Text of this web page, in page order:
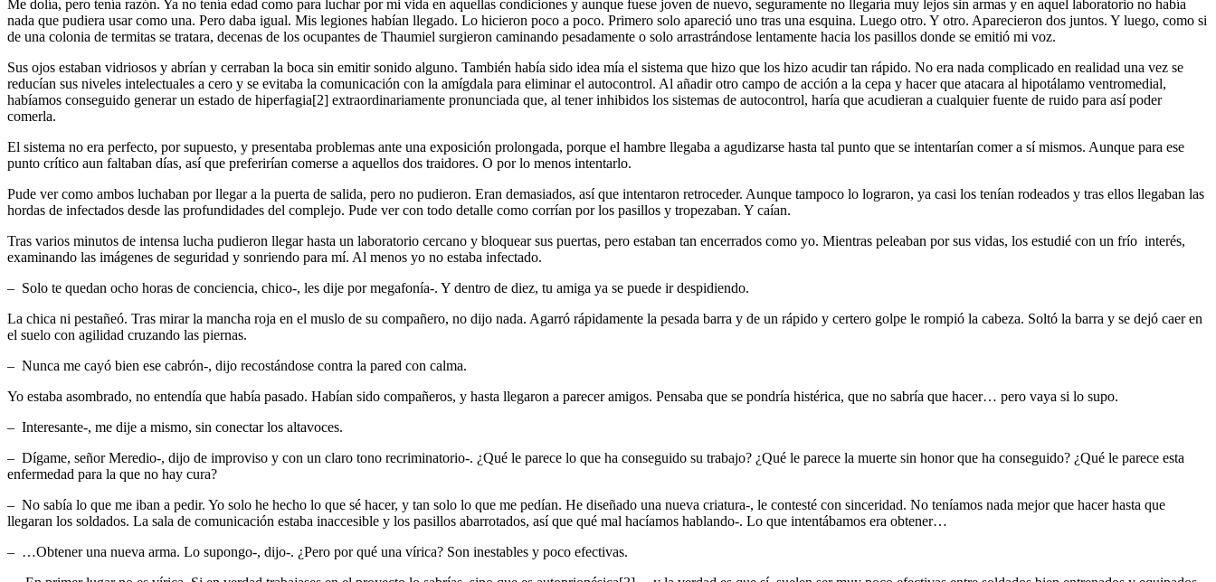
Me dolía, pero tenía razón. Ya no tenía edad como para luchar por mi vida en aquellas condiciones y aunque fuese joven de nuevo, seguramente no llegaría muy lejos sin armas y en aquel laboratorio no había
nada que pudiera usar como una. Pero daba igual. Mis legiones habían llegado. Lo hicieron poco a poco. Primero solo apareció uno tras una esquina. Luego otro. Y otro. Aparecieron dos juntos. Y luego, como si
de una colonia de termitas se tratara, decenas de los ocupantes de Thaumiel surgieron caminando pesadamente o solo arrastrándose lentamente hacia los pasillos donde se emitió mi voz.
Sus ojos estaban vidriosos y abrían y cerraban la boca sin emitir sonido alguno. También había sido idea mía el sistema que hizo que los hizo acudir tan rápido. No era nada complicado en realidad una vez se
reducían sus niveles intelectuales a cero y se evitaba la comunicación con la amígdala para eliminar el autocontrol. Al añadir otro campo de acción a la cepa y hacer que atacara al hipotálamo ventromedial,
habíamos conseguido generar un estado de hiperfagia[2] extraordinariamente pronunciada que, al tener inhibidos los sistemas de autocontrol, haría que acudieran a cualquier fuente de ruido para así poder
comerla.
El sistema no era perfecto, por supuesto, y presentaba problemas ante una exposición prolongada, porque el hambre llegaba a agudizarse hasta tal punto que se intentarían comer a sí mismos. Aunque para ese
punto crítico aun faltaban días, así que preferirían comerse a aquellos dos traidores. O por lo menos intentarlo.
Pude ver como ambos luchaban por llegar a la puerta de salida, pero no pudieron. Eran demasiados, así que intentaron retroceder. Aunque tampoco lo lograron, ya casi los tenían rodeados y tras ellos llegaban las
hordas de infectados desde las profundidades del complejo. Pude ver con todo detalle como corrían por los pasillos y tropezaban. Y caían.
Tras varios minutos de intensa lucha pudieron llegar hasta un laboratorio cercano y bloquear sus puertas, pero estaban tan encerrados como yo. Mientras peleaban por sus vidas, los estudié con un frío interés,
examinando las imágenes de seguridad y sonriendo para mí. Al menos yo no estaba infectado.
– Solo te quedan ocho horas de conciencia, chico-, les dije por megafonía-. Y dentro de diez, tu amiga ya se puede ir despidiendo.
La chica ni pestañeó. Tras mirar la mancha roja en el muslo de su compañero, no dijo nada. Agarró rápidamente la pesada barra y de un rápido y certero golpe le rompió la cabeza. Soltó la barra y se dejó caer en
el suelo con agilidad cruzando las piernas.
– Nunca me cayó bien ese cabrón-, dijo recostándose contra la pared con calma.
Yo estaba asombrado, no entendía que había pasado. Habían sido compañeros, y hasta llegaron a parecer amigos. Pensaba que se pondría histérica, que no sabría que hacer… pero vaya si lo supo.
– Interesante-, me dije a mismo, sin conectar los altavoces.
– Dígame, señor Meredio-, dijo de improviso y con un claro tono recriminatorio-. ¿Qué le parece lo que ha conseguido su trabajo? ¿Qué le parece la muerte sin honor que ha conseguido? ¿Qué le parece esta
enfermedad para la que no hay cura?
– No sabía lo que me iban a pedir. Yo solo he hecho lo que sé hacer, y tan solo lo que me pedían. He diseñado una nueva criatura-, le contesté con sinceridad. No teníamos nada mejor que hacer hasta que
llegaran los soldados. La sala de comunicación estaba inaccesible y los pasillos abarrotados, así que qué mal hacíamos hablando-. Lo que intentábamos era obtener…
– …Obtener una nueva arma. Lo supongo-, dijo-. ¿Pero por qué una vírica? Son inestables y poco efectivas.